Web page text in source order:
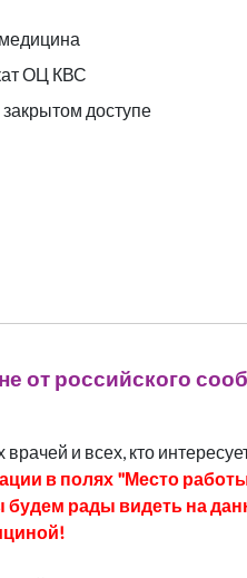
ОЦ КВС
доступе
от российского
и всех, кто
в полях "Место
будем рады видеть на